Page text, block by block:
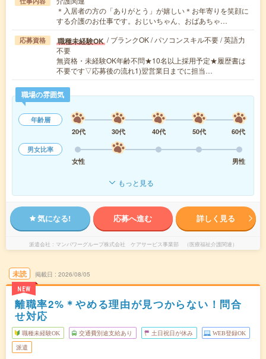
＊入居者の方の「ありがとう」が嬉しい＊お年寄りを笑顔に
する介護のお仕事です。おじいちゃん、おばあちゃ…
応募資格 職種未経験OK / ブランクOK / パソコンスキル不要 / 英語力
不要
無資格・未経験OK年齢不問★10名以上採用予定★履歴書は
不要です▽応募後の流れ1)翌営業日までに担当…
職場の雰囲気
年齢層
20代
30代 40代 50代
60代
男女比率
女性
男性
もっと見る
気になる! 応募へ進む 詳しく見る
派遣会社 マンパワーグループ株式会社 ケアサービス事業部 （医療福祉介護関連）
未読
NEW
掲載日 2026/08/05
離職率2%＊やめる理由が見つからない！問合
せ対応
職種未経験OK 交通費別途支給あり 土日祝日が休み WEB登録OK
派遣